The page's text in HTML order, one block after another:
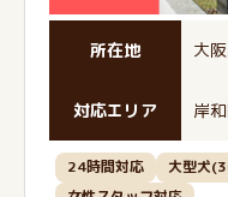
所在地 大
対応エリア 岸
24時間対応 大型犬